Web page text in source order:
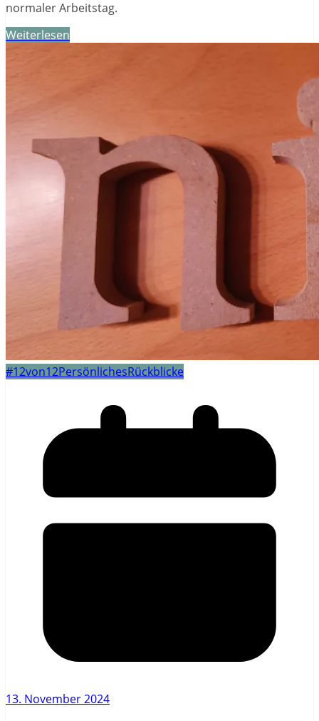
normaler Arbeitstag.
Weiterlesen
#12von12PersönlichesRückblicke
13. November 2024